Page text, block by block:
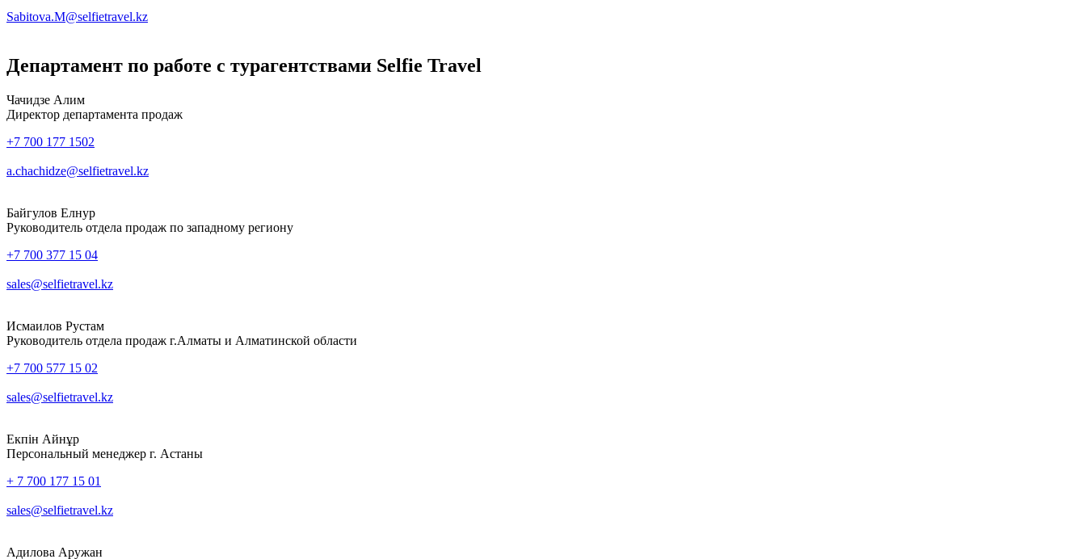
Sabitova.M@selfietravel.kz
Департамент по работе с турагентствами Selfie Travel
Чачидзе Алим
Директор департамента продаж
+7 700 177 1502
a.chachidze@selfietravel.kz
Байгулов Елнур
Руководитель отдела продаж по западному региону
+7 700 377 15 04
sales@selfietravel.kz
Исмаилов Рустам
Руководитель отдела продаж г.Алматы и Алматинской области
+7 700 577 15 02
sales@selfietravel.kz
Екпін Айнұр
Персональный менеджер г. Астаны
+ 7 700 177 15 01
sales@selfietravel.kz
Адилова Аружан